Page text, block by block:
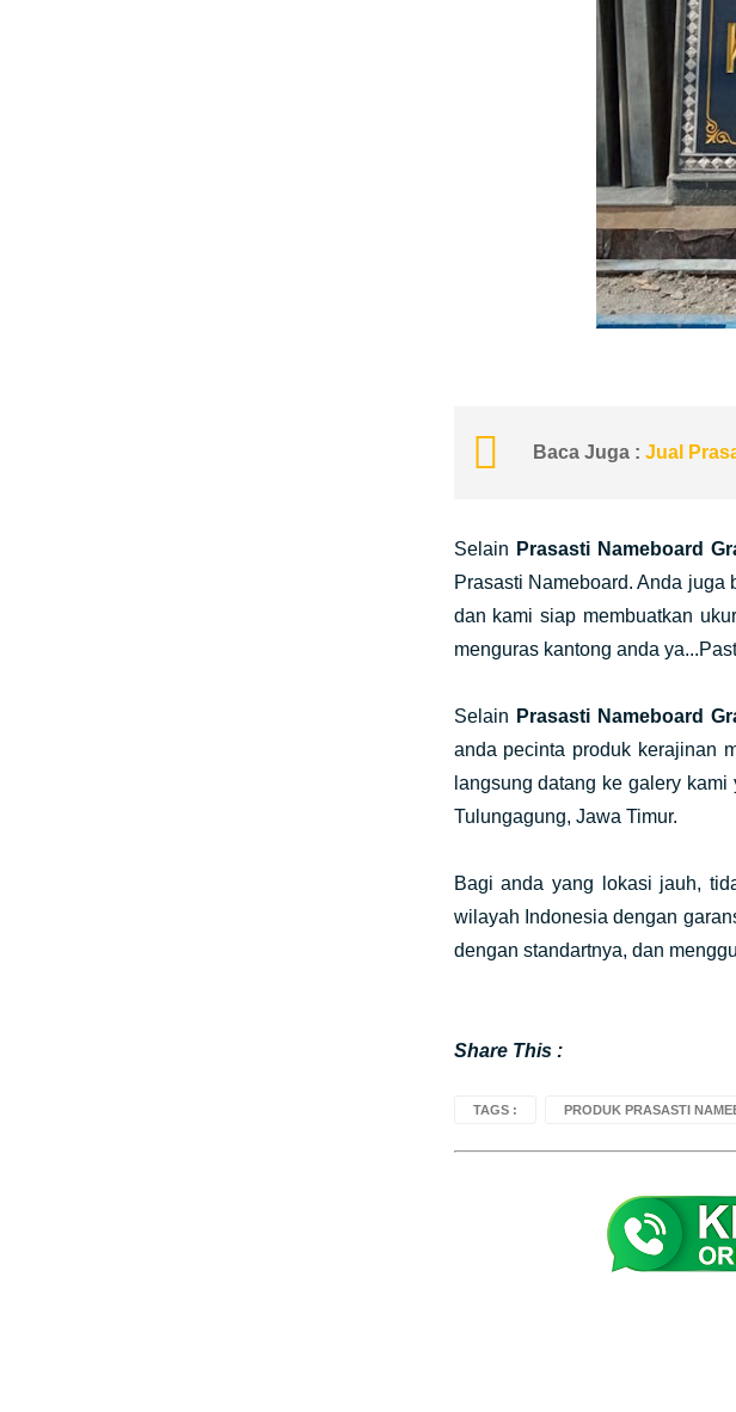
Baca Juga : Jual
Selain Prasasti Nameboard
Prasasti Nameboard. Anda
dan kami siap membuatkan
menguras kantong anda
Selain Prasasti Nameboard
anda pecinta produk kerajinan
langsung datang ke galery
Tulungagung, Jawa Timur.
Bagi anda yang lokasi jauh,
wilayah Indonesia dengan
dengan standartnya, dan
Share This :
TAGS : PRODUK PRASASTI